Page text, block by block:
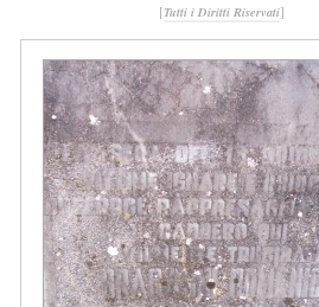
[Tutti i Diritti Riservati]